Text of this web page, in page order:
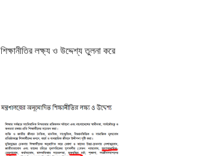
লক্ষ্য ও উদ্দেশ্য তুলনা করে